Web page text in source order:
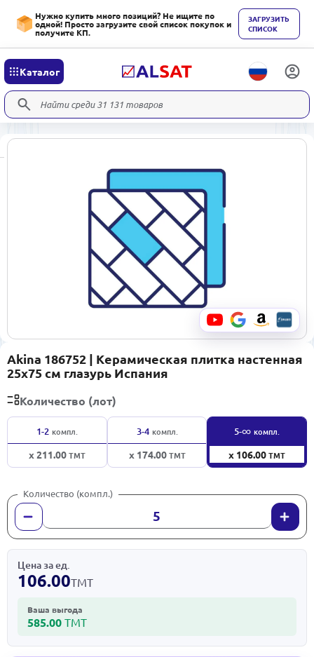
Нужно купить много позиций? Не ищите по
одной! Просто загрузите свой список покупок и
получите КП.
ЗАГРУЗИТЬ
СПИСОК
Каталог
Akina 186752 | Керамическая плитка настенная
25x75 см глазурь Испания
Количество (лот)
1-2 компл.
x 211.00ТМТ
3-4 компл.
x 174.00ТМТ
5-∞ компл.
x 106.00ТМТ
Количество (компл.)
Цена за ед.
106.00ТМТ
Ваша выгода
585.00 ТМТ